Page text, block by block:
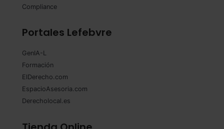
Compliance
Portales Lefebvre
GenIA-L
Formación
ElDerecho.com
EspacioAsesoria.com
Derecholocal.es